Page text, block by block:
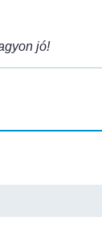
jó!